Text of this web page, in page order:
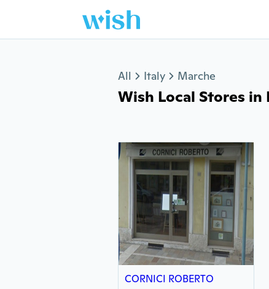
All Italy Marche
Wish Local Stores in
CORNICI ROBERTO